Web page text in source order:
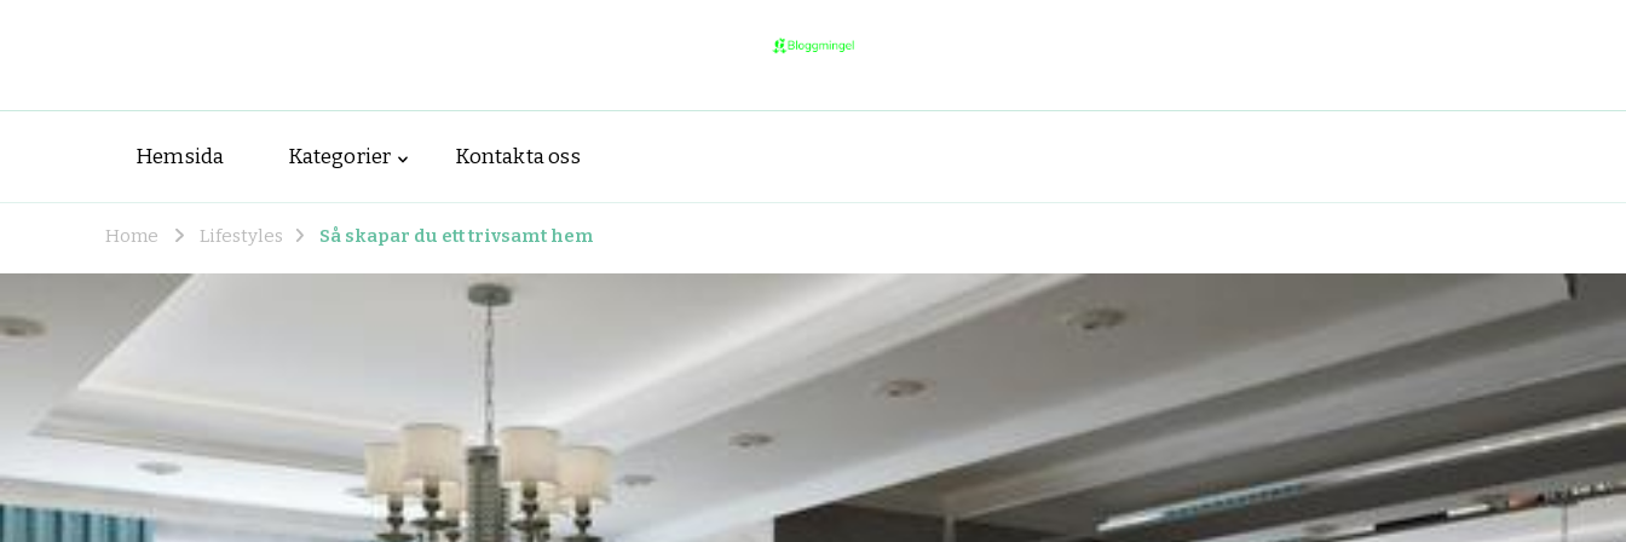
bloggmingel.se
Hemsida Kategorier Kontakta oss
Home Lifestyles Så skapar du ett trivsamt hem